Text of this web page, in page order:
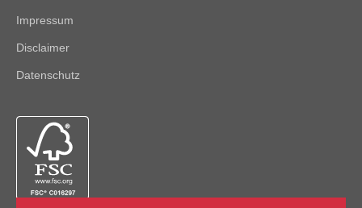
Impressum
Disclaimer
Datenschutz